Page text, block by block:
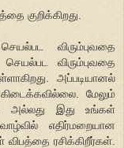
குறிக்கிறது.
விரும்புவதை
செயல்பட விரும்புவதை
அப்படியானல்
மேலும்
அல்லது இது உங்கள்
எதிர்மறையான
ரசிக்கிறீர்கள்.